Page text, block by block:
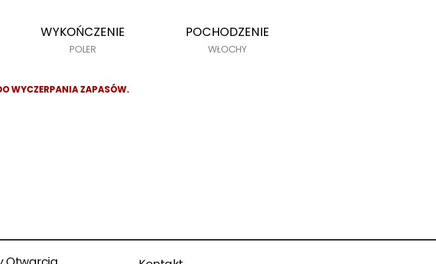
WYKOŃCZENIE
POLER
POCHODZENIE
WŁOCHY
WYCZERPANIA ZAPASÓW.